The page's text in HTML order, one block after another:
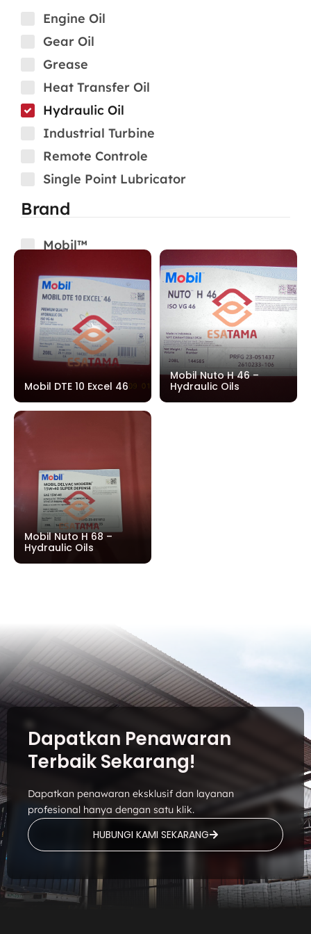
Engine Oil
Gear Oil
Grease
Heat Transfer Oil
Hydraulic Oil
Industrial Turbine
Remote Controle
Single Point Lubricator
Brand
Mobil™
Mobil DTE 10 Excel 46
Mobil Nuto H 46 –
Hydraulic Oils
Mobil Nuto H 68 –
Hydraulic Oils
Dapatkan Penawaran
Terbaik Sekarang!
Dapatkan penawaran eksklusif dan layanan
profesional hanya dengan satu klik.
HUBUNGI KAMI SEKARANG